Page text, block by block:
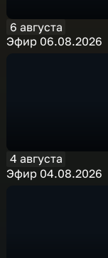
6 августа
Эфир 06.08.2026
4 августа
Эфир 04.08.2026